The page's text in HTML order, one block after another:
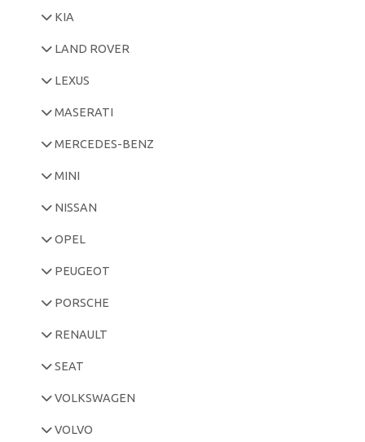
KIA
LAND ROVER
LEXUS
MASERATI
MERCEDES-BENZ
MINI
NISSAN
OPEL
PEUGEOT
PORSCHE
RENAULT
SEAT
VOLKSWAGEN
VOLVO